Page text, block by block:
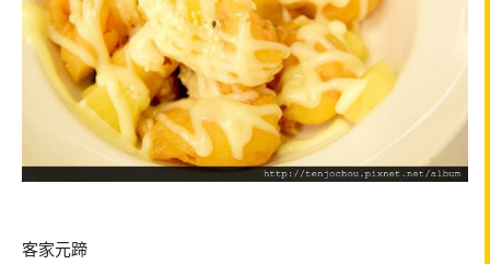
客家元蹄